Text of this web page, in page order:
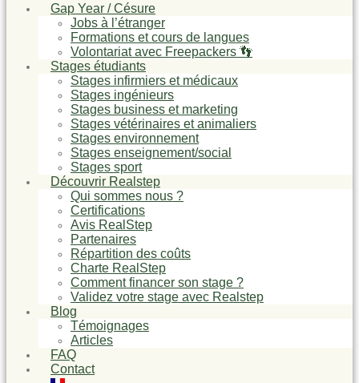
Gap Year / Césure
Jobs à l’étranger
Formations et cours de langues
Volontariat avec Freepackers 👣
Stages étudiants
Stages infirmiers et médicaux
Stages ingénieurs
Stages business et marketing
Stages vétérinaires et animaliers
Stages environnement
Stages enseignement/social
Stages sport
Découvrir Realstep
Qui sommes nous ?
Certifications
Avis RealStep
Partenaires
Répartition des coûts
Charte RealStep
Comment financer son stage ?
Validez votre stage avec Realstep
Blog
Témoignages
Articles
FAQ
Contact